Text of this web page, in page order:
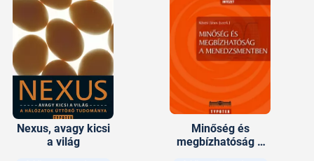
Nexus, avagy kicsi
a világ
Minőség és
megbízhatóság a